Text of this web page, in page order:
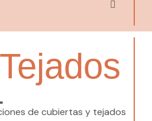
de cubiertas y tejados